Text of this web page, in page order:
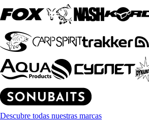
Descubre todas nuestras marcas